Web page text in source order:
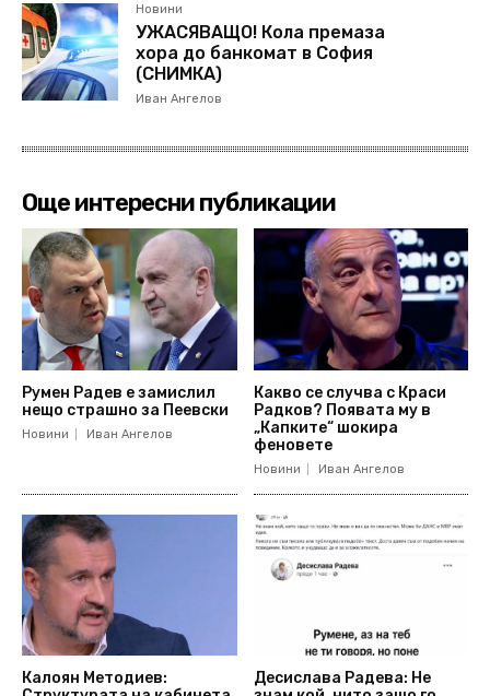
Новини
УЖАСЯВАЩО! Кола премаза
хора до банкомат в София
(СНИМКА)
Иван Ангелов
Още интересни публикации
Румен Радев е замислил
нещо страшно за Пеевски
Новини Иван Ангелов
Какво се случва с Краси
Радков? Появата му в
„Капките“ шокира
феновете
Новини Иван Ангелов
Калоян Методиев:
Десислава Радева: Не